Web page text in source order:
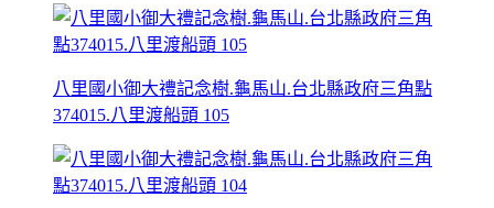
八里國小御大禮記念樹.龜馬山.台北縣政府三角點
374015.八里渡船頭 105